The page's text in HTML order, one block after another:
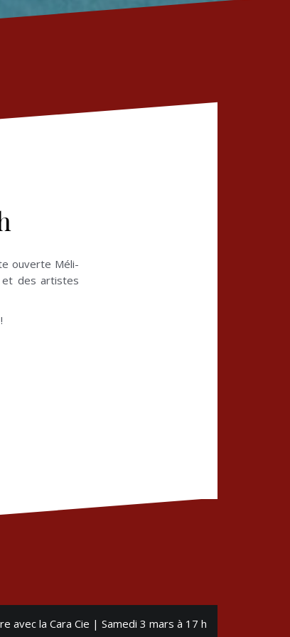
ouverte Méli-
et des artistes
avec la Cara Cie | Samedi 3 mars à 17 h